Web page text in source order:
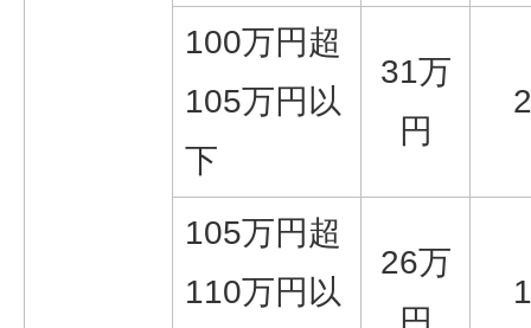
100万円超
105万円以
下
31万
円
105万円超
110万円以
26万